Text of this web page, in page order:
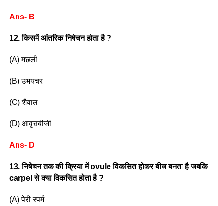
Ans- B
12. किसमें आंतरिक निषेचन होता है ?
(A) मछली
(B) उभयचर
(C) शैवाल
(D) आवृत्तबीजी
Ans- D
13. निषेचन तक की क्रिया में ovule विकसित होकर बीज बनता है जबकि
carpel से क्या विकसित होता है ?
(A) पेरी स्पर्म